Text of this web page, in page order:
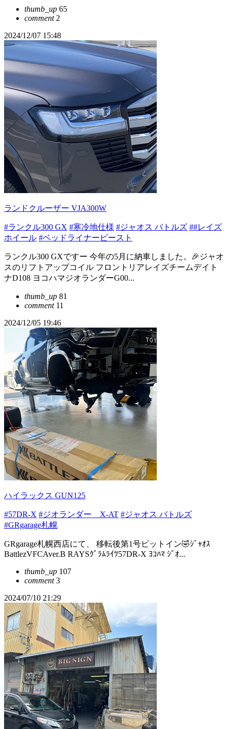
thumb_up 65
comment2
2024/12/07 15:48
ランドクルーザー VJA300W
#ランクル300 GX #寒冷地仕様 #ジャオス バトルズ ##レイズ
ホイール #ベッドライナービースト
ランクル300 GXですー 今年の5月に納車しました。🎉ジャオ
スのリフトアップコイル フロントリアレイズチームデイト
ナD108 ヨコハマジオランダーG00...
thumb_up 81
comment11
2024/12/05 19:46
ハイラックス GUN125
#57DR-X #ジオランダー X-AT #ジャオス バトルズ
#GRgarage札幌
GRgarage札幌西店にて、 移転後第1号ピットイン🤣ｼﾞｬｵｽ
BattlezVFCAver.B RAYSｸﾞﾗﾑﾗｲﾂ57DR-X ﾖｺﾊﾏ ｼﾞｵ...
thumb_up 107
comment3
2024/07/10 21:29